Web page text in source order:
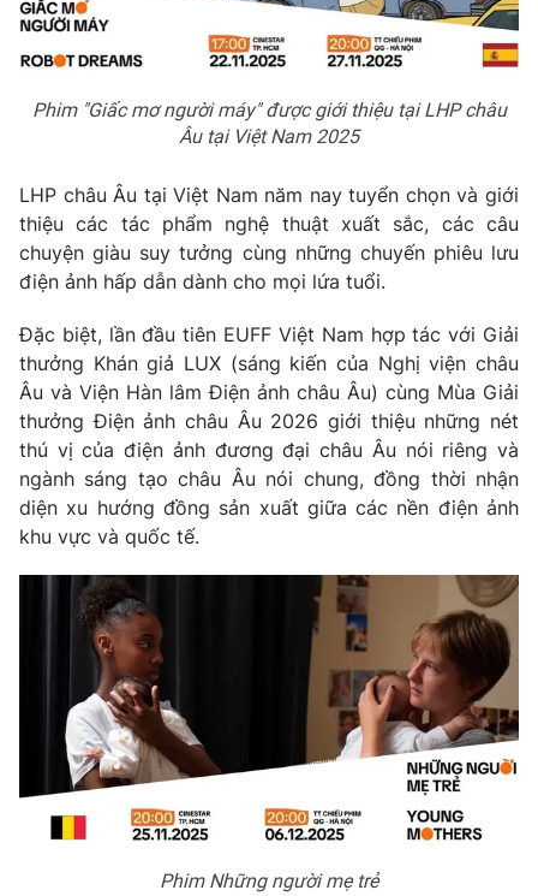
Cơ quan chủ quản:Đài Truyền hình Việt Nam
Cơ quan báo chí:Thời báo VTV
Giấy phép hoạt động báo in và báo điện tử số 483/GP-BTTTT
cấp ngày 29/12/2023
Tổng Biên tập:
Vũ Thanh Thủy
Phó Tổng Biên tập:Nguyễn Thị Mỹ Hạnh, Phạm Quốc Thắng,
Nguyễn Trọng Ninh
Tổng đài VTV:024.38 355 931 - 024.38 355 932
Ðiện thoại Thời báo VTV:024.66 897 897
Email:toasoan@vtv.vn
Liên hệ quảng cáo: 024-7300.7108
® Cấm sao chép dưới mọi hình thức nếu không có sự chấp
Phim "Giấc mơ người máy" được giới thiệu tại LHP châu
Âu tại Việt Nam 2025
LHP châu Âu tại Việt Nam năm nay tuyển chọn và giới
thiệu các tác phẩm nghệ thuật xuất sắc, các câu
chuyện giàu suy tưởng cùng những chuyến phiêu lưu
điện ảnh hấp dẫn dành cho mọi lứa tuổi.
Đặc biệt, lần đầu tiên EUFF Việt Nam hợp tác với Giải
thưởng Khán giả LUX (sáng kiến của Nghị viện châu
Âu và Viện Hàn lâm Điện ảnh châu Âu) cùng Mùa Giải
thưởng Điện ảnh châu Âu 2026 giới thiệu những nét
thú vị của điện ảnh đương đại châu Âu nói riêng và
ngành sáng tạo châu Âu nói chung, đồng thời nhận
diện xu hướng đồng sản xuất giữa các nền điện ảnh
khu vực và quốc tế.
Phim Những người mẹ trẻ